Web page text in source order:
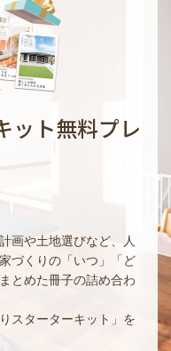
ット無料プレ
画や土地選びなど、人
づくりの「いつ」「ど
とめた冊子の詰め合わ
スターターキット」を